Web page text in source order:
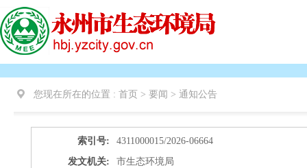
您现在所在的位置 : 首页 > 要闻 > 通知公告
索引号:
4311000015/2026-06664
发文机关:
市生态环境局